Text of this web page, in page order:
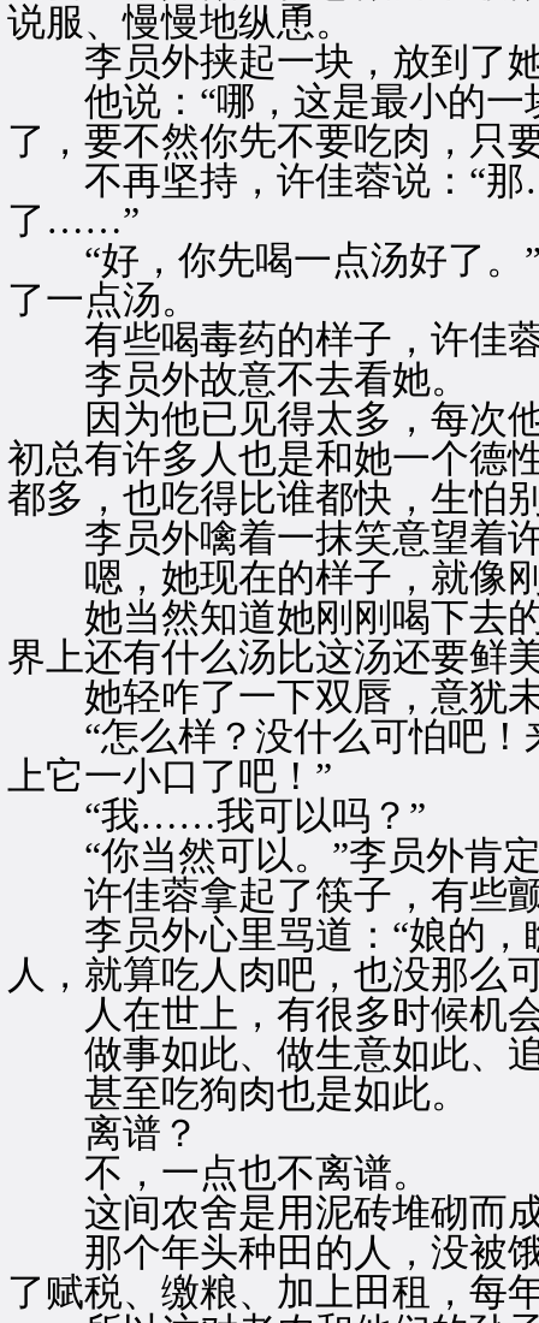
说服、慢慢地纵恿。
李员外挟起一块，放到了
他说：“哪，这是最小的一
了，要不然你先不要吃肉，只
不再坚持，许佳蓉说：“那
了……”
“好，你先喝一点汤好了。”
了一点汤。
有些喝毒药的样子，许佳蓉
李员外故意不去看她。
因为他已见得太多，每次他
初总有许多人也是和她一个德
都多，也吃得比谁都快，生怕
李员外噙着一抹笑意望着
嗯，她现在的样子，就像刚
她当然知道她刚刚喝下去的
界上还有什么汤比这汤还要鲜
她轻咋了一下双唇，意犹
“怎么样？没什么可怕吧！
上它一小口了吧！”
“我……我可以吗？”
“你当然可以。”李员外肯
许佳蓉拿起了筷子，有些
李员外心里骂道：“娘的，
人，就算吃人肉吧，也没那么
人在世上，有很多时候机
做事如此、做生意如此、
甚至吃狗肉也是如此。
离谱？
不，一点也不离谱。
这间农舍是用泥砖堆砌而成
那个年头种田的人，没被饿
了赋税、缴粮、加上田租，每